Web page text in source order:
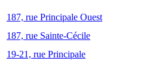
187, rue Principale Ouest
187, rue Sainte-Cécile
19-21, rue Principale